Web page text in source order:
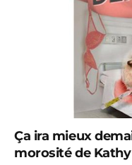
Ça ira mieux
morosité de